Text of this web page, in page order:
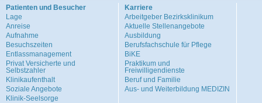
Patienten und Besucher
Lage
Anreise
Aufnahme
Besuchszeiten
Entlassmanagement
Privat Versicherte und
Selbstzahler
Klinikaufenthalt
Soziale Angebote
Klinik-Seelsorge
Karriere
Arbeitgeber Bezirksklinikum
Aktuelle Stellenangebote
Ausbildung
Berufsfachschule für Pflege
BiKE
Praktikum und
Freiwilligendienste
Beruf und Familie
Aus- und Weiterbildung MEDIZIN